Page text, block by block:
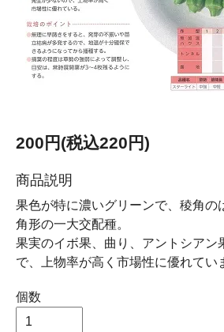
200円(税込220円)
商品説明
果色が特に濃いグリーンで、稜角の
角形の一大交配種。
果実のイボ果、曲り、アントシアン
で、上物率が高く市場性に優れてい
個数